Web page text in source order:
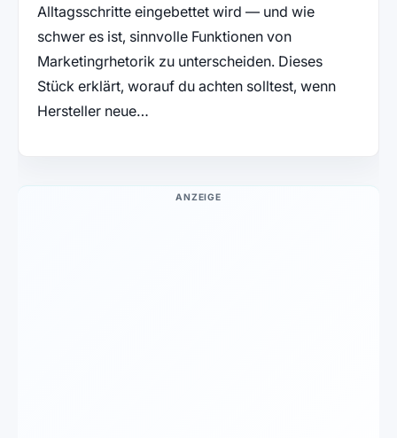
Alltagsschritte eingebettet wird — und wie
schwer es ist, sinnvolle Funktionen von
Marketingrhetorik zu unterscheiden. Dieses
Stück erklärt, worauf du achten solltest, wenn
Hersteller neue…
ANZEIGE